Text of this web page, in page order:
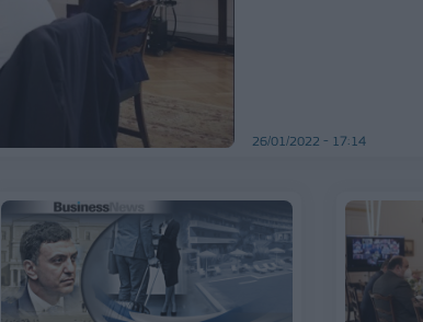
26/01/2022 - 17:14